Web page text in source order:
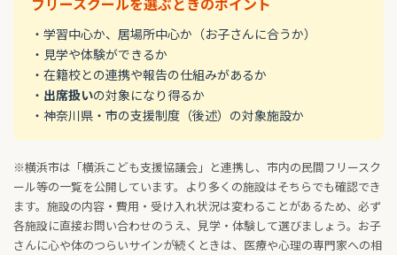
・学習中心か、居場所中心か（お子さんに合うか）
・見学や体験ができるか
・在籍校との連携や報告の仕組みがあるか
・ 出席扱いの対象になり得るか
・神奈川県・市の支援制度（後述）の対象施設か
※横浜市は「横浜こども支援協議会」と連携し、市内の民間フリースク
ール等の一覧を公開しています。より多くの施設はそちらでも確認でき
ます。施設の内容・費用・受け入れ状況は変わることがあるため、必ず
各施設に直接お問い合わせのうえ、見学・体験して選びましょう。お子
さんに心や体のつらいサインが続くときは、医療や心理の専門家への相